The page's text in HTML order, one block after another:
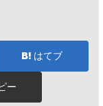
はてブ
ー